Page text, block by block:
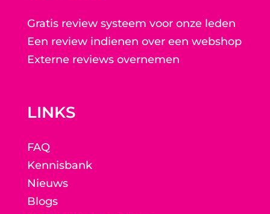
Gratis review systeem voor onze leden
Een review indienen over een webshop
Externe reviews overnemen
LINKS
FAQ
Kennisbank
Nieuws
Blogs